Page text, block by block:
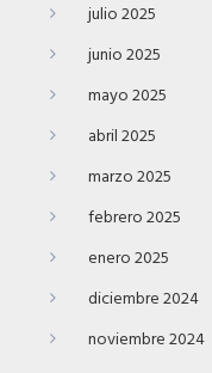
julio 2025
junio 2025
mayo 2025
abril 2025
marzo 2025
febrero 2025
enero 2025
diciembre 2024
noviembre 2024